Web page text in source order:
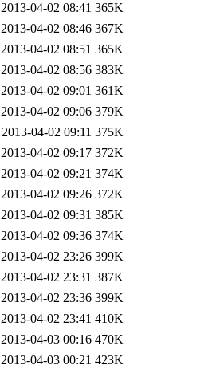
2013-04-02 08:41 365K
2013-04-02 08:46 367K
2013-04-02 08:51 365K
2013-04-02 08:56 383K
2013-04-02 09:01 361K
2013-04-02 09:06 379K
2013-04-02 09:11 375K
2013-04-02 09:17 372K
2013-04-02 09:21 374K
2013-04-02 09:26 372K
2013-04-02 09:31 385K
2013-04-02 09:36 374K
2013-04-02 23:26 399K
2013-04-02 23:31 387K
2013-04-02 23:36 399K
2013-04-02 23:41 410K
2013-04-03 00:16 470K
2013-04-03 00:21 423K